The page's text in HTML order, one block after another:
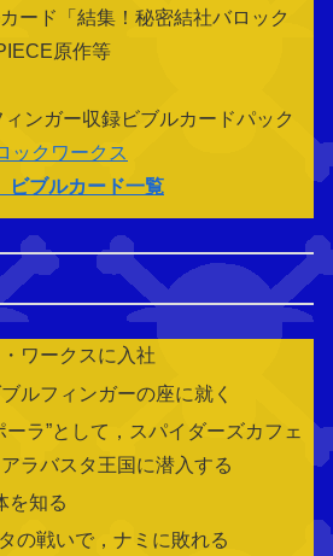
ード「結集！秘密結社バロック
原作等
ンガー収録ビブルカードパック
ックワークス
ビブルカード一覧
ワークスに入社
ルフィンガーの座に就く
ラ”として，スパイダーズカフェ
ラバスタ王国に潜入する
を知る
戦いで，ナミに敗れる